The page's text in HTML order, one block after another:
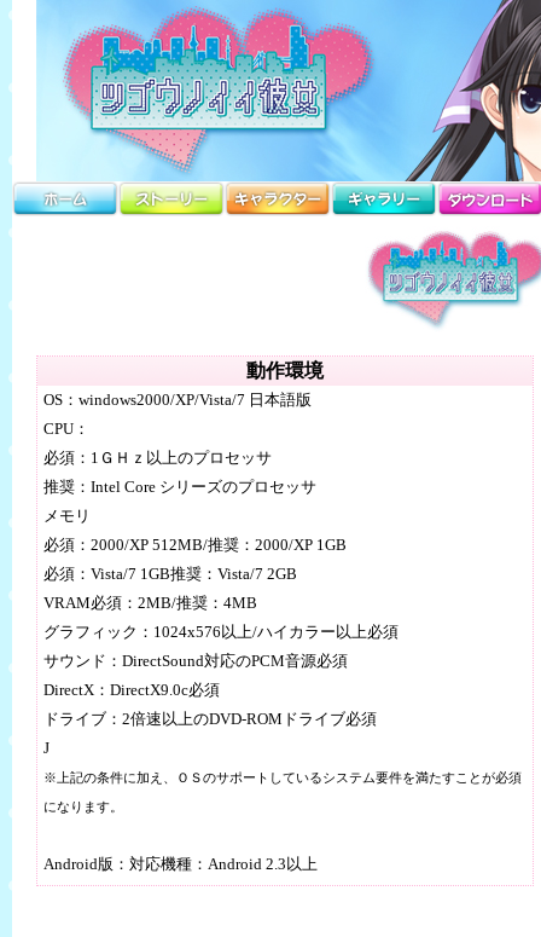
動作環境
OS：windows2000/XP/Vista/7 日本語版
CPU：
必須：1ＧＨｚ以上のプロセッサ
推奨：Intel Core シリーズのプロセッサ
メモリ
必須：2000/XP 512MB/推奨：2000/XP 1GB
必須：Vista/7 1GB推奨：Vista/7 2GB
VRAM必須：2MB/推奨：4MB
グラフィック：1024x576以上/ハイカラー以上必須
サウンド：DirectSound対応のPCM音源必須
DirectX：DirectX9.0c必須
ドライブ：2倍速以上のDVD-ROMドライブ必須
J
※上記の条件に加え、ＯＳのサポートしているシステム要件を満たすことが必須
になります。
Android版：対応機種：Android 2.3以上